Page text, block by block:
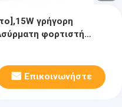
γρήγορη
φορτιστή
15 Pro Ma
Επικοινωνήστε